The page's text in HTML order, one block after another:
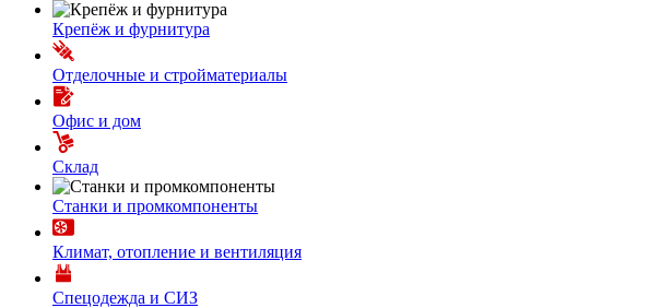
Крепёж и фурнитура
Отделочные и стройматериалы
Офис и дом
Склад
Станки и промкомпоненты
Климат, отопление и вентиляция
Спецодежда и СИЗ